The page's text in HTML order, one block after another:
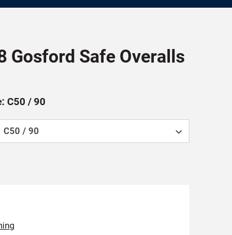
Gosford Safe Overalls
C50 / 90
C50 / 90